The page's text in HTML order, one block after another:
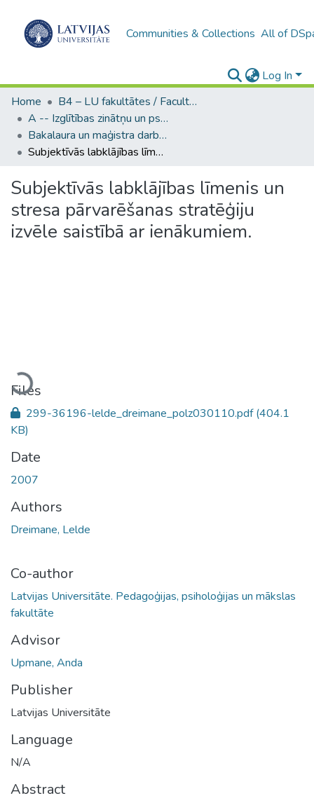
Communities & Collections All of
Log In
Home
B4 – LU fakultātes / Faculties of the UL
A -- Izglītības zinātņu un psiholoģijas fakultāte / Faculty of Education Sciences and Psychology
Bakalaura un maģistra darbi (PPMF) / Bachelor's and Master's theses
Subjektīvās labklājības līmenis un stresa pārvarēšanas stratēģiju izvēle saistībā ar ienākumiem.
Subjektīvās labklājības līmenis un
stresa pārvarēšanas stratēģiju
izvēle saistībā ar ienākumiem.
Loading...
Files
299-36196-lelde_dreimane_polz030110.pdf(404.1
KB)
Date
2007
Authors
Dreimane, Lelde
Co-author
Latvijas Universitāte. Pedagoģijas, psiholoģijas un mākslas
fakultāte
Advisor
Upmane, Anda
Publisher
Latvijas Universitāte
Language
N/A
Abstract